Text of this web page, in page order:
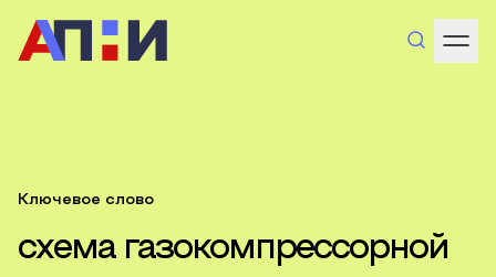
Ключевое слово
схема газокомпрессорной